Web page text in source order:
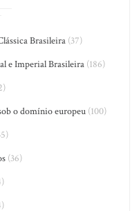
Brasileira (37)
e Imperial Brasileira (186)
o domínio europeu(100)
(36)